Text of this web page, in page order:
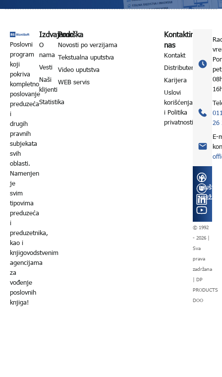
Poslovni
program
koji
pokriva
kompletno
poslovanje
preduzeća
i
drugih
pravnih
subjekata
svih
oblasti.
Namenjen
je
svim
tipovima
preduzeća
i
preduzetnika,
kao i
knjigovodstvenim
agencijama
za
vođenje
poslovnih
knjiga!
Izdvajamo
O
nama
Vesti
Naši
klijenti
Statistika
Podrška
Novosti po verzijama
Tekstualna uputstva
Video uputstva
WEB servis
Kontaktirajte
nas
Kontakt
Distributeri
Karijera
Uslovi
korišćenja
i Politika
privatnosti
pet
26
E-
NA
MREŽAMA
© 1992
- 2026 |
Sva
prava
zadržana
| DP
PRODUCTS
DOO